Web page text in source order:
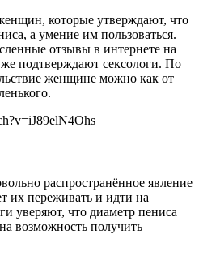
которые утверждают, что
а умение им пользоваться.
отзывы в интернете на
подтверждают сексологи. По
женщине можно как от
распространённое явление
их переживать и идти на
уверяют, что диаметр пениса
возможность получить